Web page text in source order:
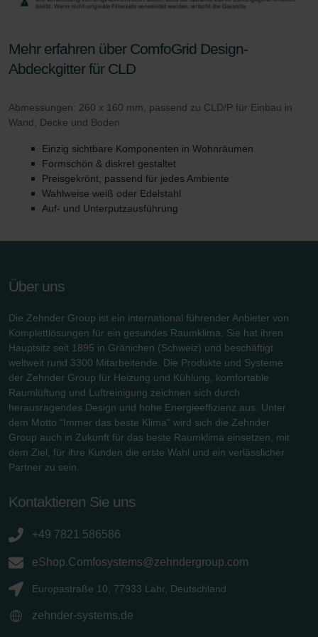
danych Zehnder
Zehnder Group Deutschland GmbH
Mehr erfahren über ComfoGrid Design-
Abdeckgitter für CLD
Abmessungen: 260 x 160 mm, passend zu CLD/P für Einbau in
Wand, Decke und Boden
Einzig sichtbare Komponenten in Wohnräumen
Formschön & diskret gestaltet
Preisgekrönt, passend für jedes Ambiente
Wahlweise weiß oder Edelstahl
Auf- und Unterputzausführung
Über uns
Die Zehnder Group ist ein international führender Anbieter von
Komplettlösungen für ein gesundes Raumklima. Sie hat ihren
Hauptsitz seit 1895 in Gränichen (Schweiz) und beschäftigt
weltweit rund 3300 Mitarbeitende. Die Produkte und Systeme
der Zehnder Group für Heizung und Kühlung, komfortable
Raumlüftung und Luftreinigung zeichnen sich durch
herausragendes Design und hohe Energieeffizienz aus. Unter
dem Motto "Immer das beste Klima" wird sich die Zehnder
Group auch in Zukunft für das beste Raumklima einsetzen, mit
dem Ziel, für ihre Kunden die erste Wahl und ein verlässlicher
Partner zu sein.
Kontaktieren Sie uns
+49 7821 586586
eShop.Comfosystems@zehndergroup.com
Europastraße 10, 77933 Lahr, Deutschland
zehnder-systems.de